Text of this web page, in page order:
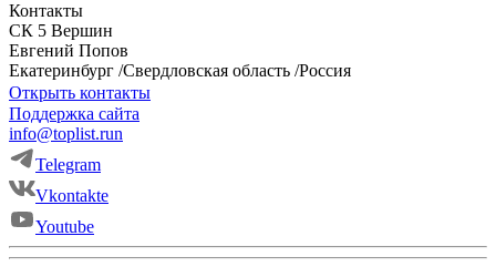
Контакты
СК 5 Вершин
Евгений Попов
Екатеринбург /Свердловская область /Россия
Открыть контакты
Поддержка сайта
info@toplist.run
Telegram
Vkontakte
Youtube